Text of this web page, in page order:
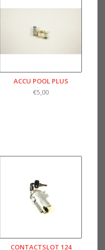
ACCU POOL PLUS
€5,00
CONTACTSLOT 124